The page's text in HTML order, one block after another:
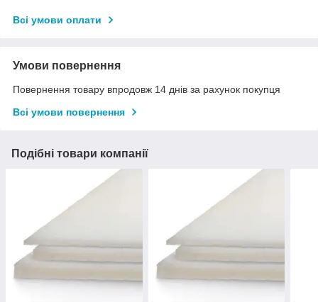
Всі умови оплати
Умови повернення
Повернення товару впродовж 14 днів за рахунок покупця
Всі умови повернення
Подібні товари компанії